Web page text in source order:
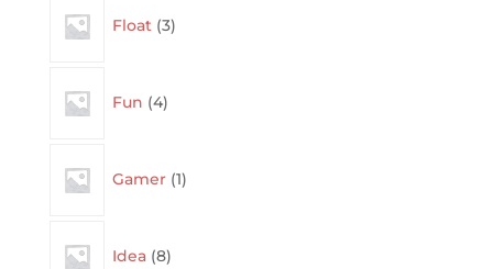
Float 3products
Fun 4products
Gamer 1product
Idea 8products